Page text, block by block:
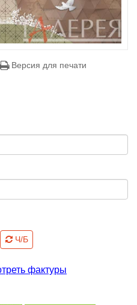
Версия для печати
Ч/Б
фактуры